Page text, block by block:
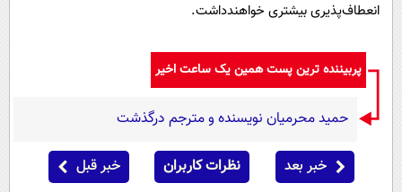
انعطاف‌پذیری بیشتری خواهندداشت.
پربیننده ترین پست همین یک ساعت اخیر
حمید محرمیان نویسنده و مترجم درگذشت
خبر بعد نظرات کاربران خبر قبل